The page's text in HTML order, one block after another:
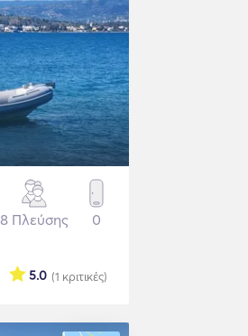
8 Πλεύσης 0
(1 κριτικές)
5.0